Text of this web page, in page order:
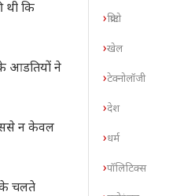
थी कि
के आडतियों ने
न केवल
के चलते
क्रिप्टो
खेल
टेक्नोलॉजी
देश
धर्म
पॉलिटिक्स